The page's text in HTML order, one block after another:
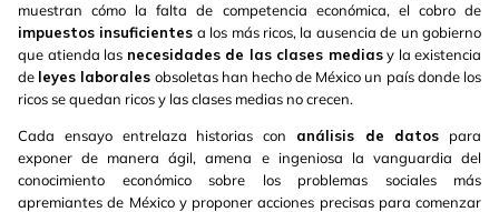
muestran cómo la falta de competencia económica, el cobro de
impuestos insuficientes a los más ricos, la ausencia de un gobierno
que atienda las necesidades de las clases mediasy la existencia
de leyes laborales obsoletas han hecho de México un país donde los
ricos se quedan ricos y las clases medias no crecen.
Cada ensayo entrelaza historias con análisis de datos para
exponer de manera ágil, amena e ingeniosa la vanguardia del
conocimiento económico sobre los problemas sociales más
apremiantes de México y proponer acciones precisas para comenzar